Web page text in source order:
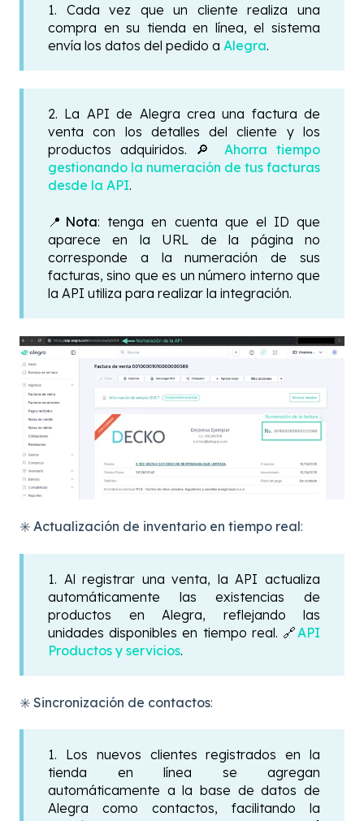
1. Cada vez que un cliente realiza una
compra en su tienda en línea, el sistema
envía los datos del pedido a Alegra.
2. La API de Alegra crea una factura de
venta con los detalles del cliente y los
productos adquiridos. 🔎 Ahorra tiempo
gestionando la numeración de tus facturas
desde la API.
📍Nota: tenga en cuenta que el ID que
aparece en la URL de la página no
corresponde a la numeración de sus
facturas, sino que es un número interno que
la API utiliza para realizar la integración.
✳️ Actualización de inventario en tiempo real:
1. Al registrar una venta, la API actualiza
automáticamente las existencias de
productos en Alegra, reflejando las
unidades disponibles en tiempo real. 🔗 API
Productos y servicios.
✳️ Sincronización de contactos:
1. Los nuevos clientes registrados en la
tienda en línea se agregan
automáticamente a la base de datos de
Alegra como contactos, facilitando la